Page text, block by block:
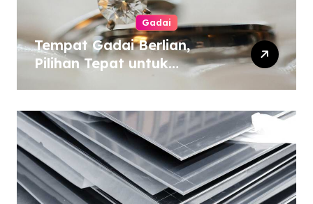
Gadai
Tempat Gadai Berlian,
Pilihan Tepat untuk